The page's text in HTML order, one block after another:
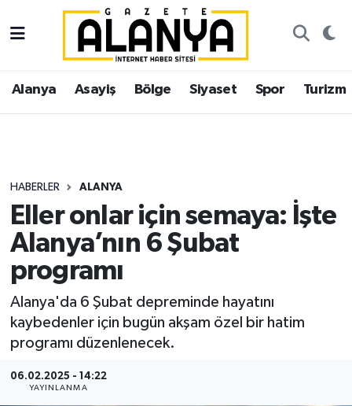
Alanya Asayiş Bölge Siyaset Spor Turizm
HABERLER ALANYA
Eller onlar için semaya: İşte
Alanya’nın 6 Şubat
programı
Alanya'da 6 Şubat depreminde hayatını
kaybedenler için bugün akşam özel bir hatim
programı düzenlenecek.
06.02.2025 - 14:22
YAYINLANMA
Alanya
Asayiş
Siyaset
Spor
Turizm
Ekonomi
Gazipaşa
İstanbul Nöbetçi Eczaneler
İstanbul Hava Durumu
Süper Lig Puan Durumu ve Fikstür
Tüm Manşetler
Son Dakika Haberleri
Haber Arşivi